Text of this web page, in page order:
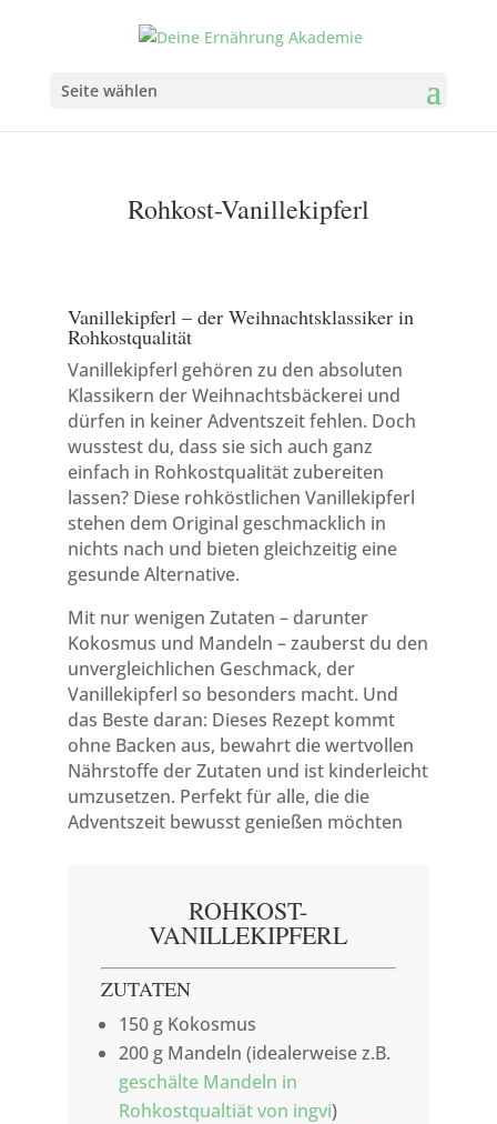
Seite wählen
Rohkost-Vanillekipferl
Vanillekipferl – der Weihnachtsklassiker in
Rohkostqualität
Vanillekipferl gehören zu den absoluten
Klassikern der Weihnachtsbäckerei und
dürfen in keiner Adventszeit fehlen. Doch
wusstest du, dass sie sich auch ganz
einfach in Rohkostqualität zubereiten
lassen? Diese rohköstlichen Vanillekipferl
stehen dem Original geschmacklich in
nichts nach und bieten gleichzeitig eine
gesunde Alternative.
Mit nur wenigen Zutaten – darunter
Kokosmus und Mandeln – zauberst du den
unvergleichlichen Geschmack, der
Vanillekipferl so besonders macht. Und
das Beste daran: Dieses Rezept kommt
ohne Backen aus, bewahrt die wertvollen
Nährstoffe der Zutaten und ist kinderleicht
umzusetzen. Perfekt für alle, die die
Adventszeit bewusst genießen möchten
ROHKOST-
VANILLEKIPFERL
ZUTATEN
150 g Kokosmus
200 g Mandeln (idealerweise z.B.
geschälte Mandeln in
Rohkostqualtiät von ingvi)